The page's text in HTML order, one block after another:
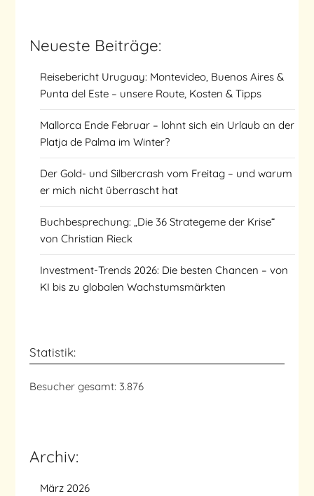
Neueste Beiträge:
Reisebericht Uruguay: Montevideo, Buenos Aires &
Punta del Este – unsere Route, Kosten & Tipps
Mallorca Ende Februar – lohnt sich ein Urlaub an der
Platja de Palma im Winter?
Der Gold- und Silbercrash vom Freitag – und warum
er mich nicht überrascht hat
Buchbesprechung: „Die 36 Strategeme der Krise“
von Christian Rieck
Investment-Trends 2026: Die besten Chancen – von
KI bis zu globalen Wachstumsmärkten
Statistik:
Besucher gesamt: 3.876
Archiv:
März 2026